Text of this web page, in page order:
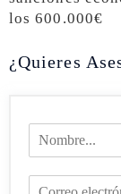
los 600.000€
¿Quieres